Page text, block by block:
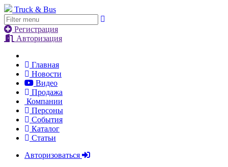
Truck & Bus
Регистрация
Авторизация
Главная
Новости
Видео
Продажа
Компании
Персоны
События
Каталог
Статьи
Авторизоваться